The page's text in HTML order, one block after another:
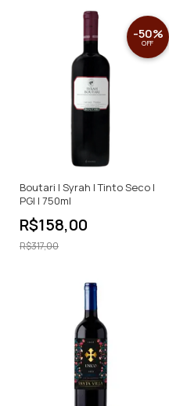
Boutari | Syrah | Tinto Seco |
PGI | 750ml
R$158,00
-50%
OFF
R$317,00